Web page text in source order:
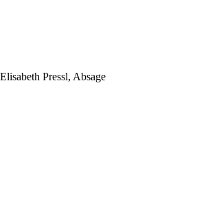
Pressl, Absage